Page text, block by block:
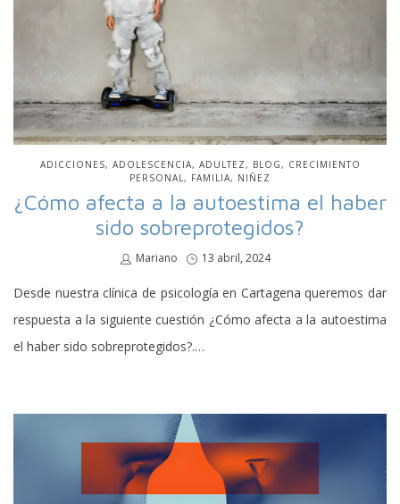
PUBLICADO
ADICCIONES ADOLESCENCIA ADULTEZ BLOG
CRECIMIENTO
PERSONAL
FAMILIA NIÑEZ
¿Cómo afecta a la autoestima el haber
sido sobreprotegidos?
por
Mariano
Publicado
13 abril, 2024
Desde nuestra clínica de psicología en Cartagena queremos dar
respuesta a la siguiente cuestión ¿Cómo afecta a la autoestima
el haber sido sobreprotegidos?.…